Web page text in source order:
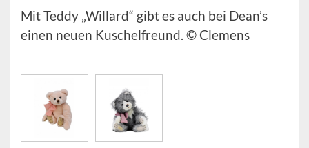
Mit Teddy „Willard“ gibt es auch bei Dean’s
einen neuen Kuschelfreund. © Clemens